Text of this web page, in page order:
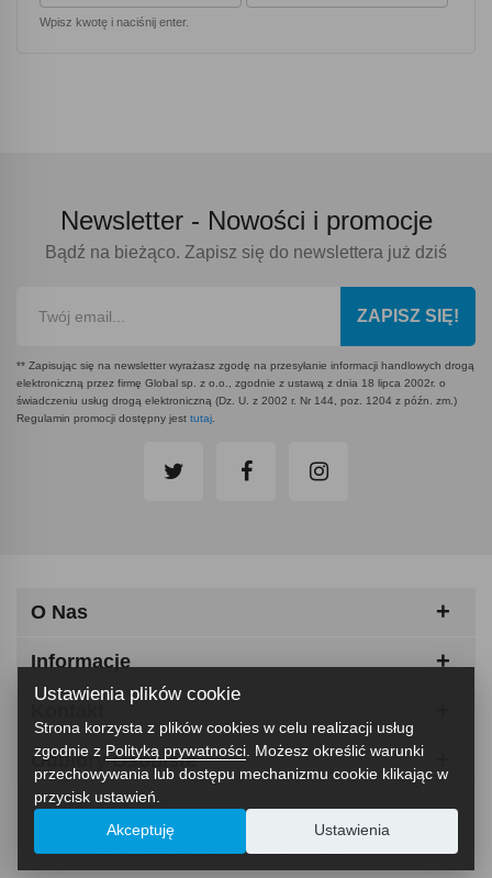
Wpisz kwotę i naciśnij enter.
Newsletter - Nowości i promocje
Bądź na bieżąco. Zapisz się do newslettera już dziś
ZAPISZ SIĘ!
** Zapisując się na newsletter wyrażasz zgodę na przesyłanie informacji handlowych drogą
elektroniczną przez firmę Global sp. z o.o., zgodnie z ustawą z dnia 18 lipca 2002r. o
świadczeniu usług drogą elektroniczną (Dz. U. z 2002 r. Nr 144, poz. 1204 z późn. zm.)
Regulamin promocji dostępny jest tutaj.
O Nas
Informacje
Odbiory Osobiste
ABCfitness - Siłownia I Sprzęt Fitness © 2026
Ustawienia plików cookie
Strona korzysta z plików cookies w celu realizacji usług
zgodnie z Polityką prywatności . Możesz określić warunki
przechowywania lub dostępu mechanizmu cookie klikając w
przycisk ustawień.
Akceptuję Ustawienia